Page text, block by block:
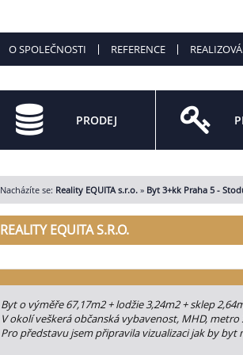
O SPOLEČNOSTI REFERENCE
PRODEJ
Nacházíte se: Reality EQUITA s.r.o. » Byt 3+kk Praha 5 -
REALITY EQUITA S.R.O.
Byt o výměře 67,17m2 + lodžie 3,24m2 + sklep
V okolí veškerá občanská vybavenost, MHD, metro
Pro představu jsem připravila vizualizaci jak by